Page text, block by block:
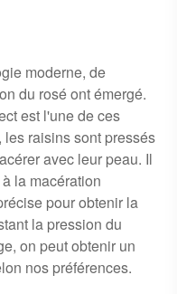
moderne, de
du rosé ont émergé.
est l'une de ces
raisins sont pressés
avec leur peau. Il
la macération
pour obtenir la
la pression du
on peut obtenir un
nos préférences.